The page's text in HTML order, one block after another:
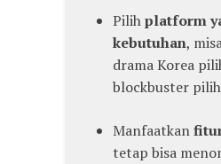
Pilihplatform
kebutuhan,
drama Korea
blockbuster
Manfaatkan
tetap bisa